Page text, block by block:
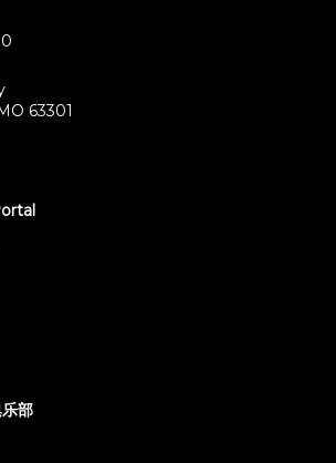
63301
(opens
部